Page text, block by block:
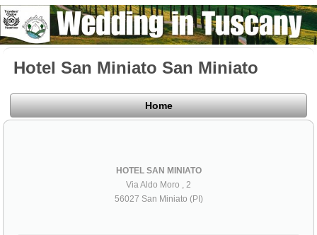
Hotel San Miniato San Miniato
Home
HOTEL SAN MINIATO
Via Aldo Moro , 2
56027 San Miniato (PI)